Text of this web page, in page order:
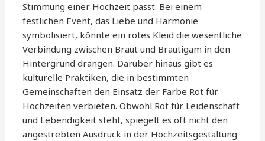
Stimmung einer Hochzeit passt. Bei einem
festlichen Event, das Liebe und Harmonie
symbolisiert, könnte ein rotes Kleid die wesentliche
Verbindung zwischen Braut und Bräutigam in den
Hintergrund drängen. Darüber hinaus gibt es
kulturelle Praktiken, die in bestimmten
Gemeinschaften den Einsatz der Farbe Rot für
Hochzeiten verbieten. Obwohl Rot für Leidenschaft
und Lebendigkeit steht, spiegelt es oft nicht den
angestrebten Ausdruck in der Hochzeitsgestaltung